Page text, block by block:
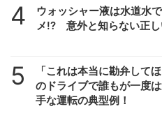
4
ウォッシャー液は水道水
メ!? 意外と知らない正し
5
「これは本当に勘弁して
のドライブで誰もが一度
手な運転の典型例！